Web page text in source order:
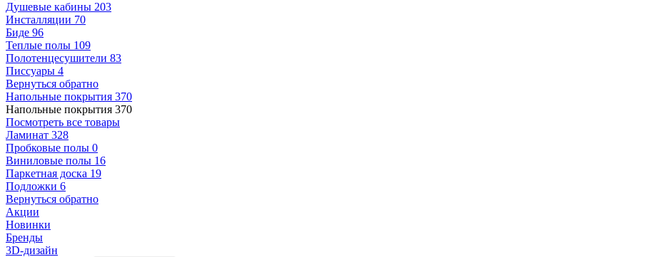
Душевые кабины 203
Инсталляции 70
Биде 96
Теплые полы 109
Полотенцесушители 83
Писсуары 4
Вернуться обратно
Напольные покрытия 370
Напольные покрытия 370
Посмотреть все товары
Ламинат 328
Пробковые полы 0
Виниловые полы 16
Паркетная доска 19
Подложки 6
Вернуться обратно
Акции
Новинки
Бренды
3D-дизайн